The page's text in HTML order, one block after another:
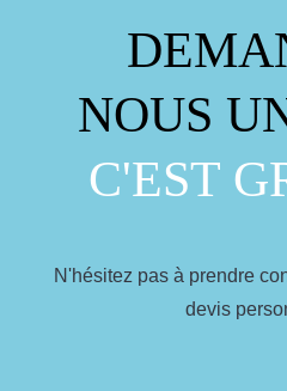
NOUS
C'EST
N'hésitez pas à prendre
devis